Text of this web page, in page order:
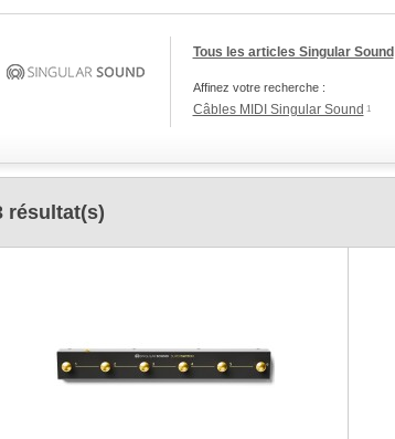
Tous les articles Singular Sound
Affinez votre recherche :
Câbles MIDI Singular Sound 1
résultat(s)